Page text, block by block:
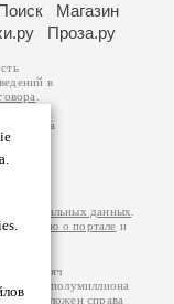
Магазин
Проза.ру
в
возможна
за
персональных данных
о портале и
100 тысяч
более полумиллиона
расположен справа